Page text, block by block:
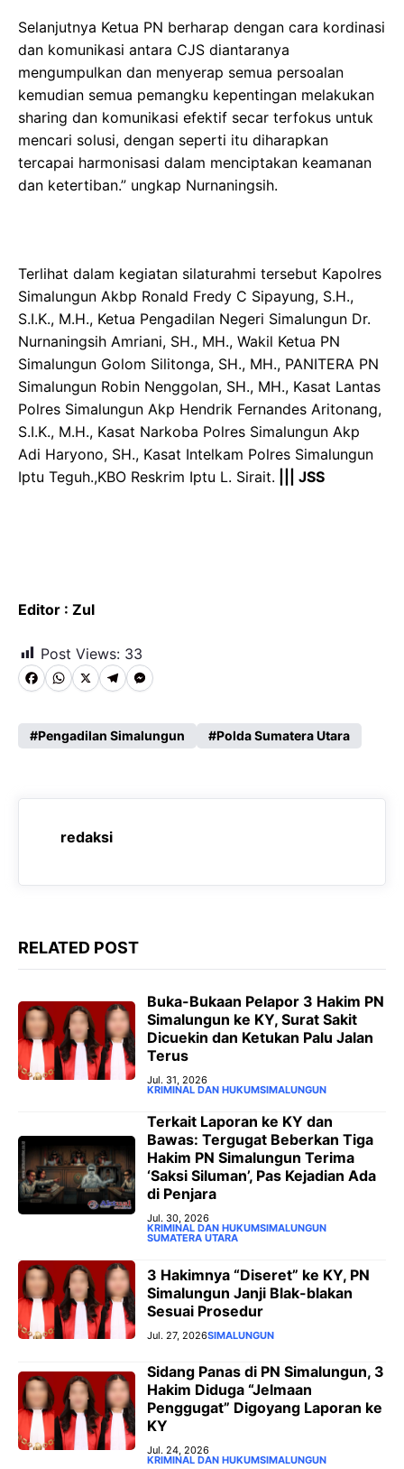
Selanjutnya Ketua PN berharap dengan cara kordinasi
dan komunikasi antara CJS diantaranya
mengumpulkan dan menyerap semua persoalan
kemudian semua pemangku kepentingan melakukan
sharing dan komunikasi efektif secar terfokus untuk
mencari solusi, dengan seperti itu diharapkan
tercapai harmonisasi dalam menciptakan keamanan
dan ketertiban.” ungkap Nurnaningsih.
Terlihat dalam kegiatan silaturahmi tersebut Kapolres
Simalungun Akbp Ronald Fredy C Sipayung, S.H.,
S.I.K., M.H., Ketua Pengadilan Negeri Simalungun Dr.
Nurnaningsih Amriani, SH., MH., Wakil Ketua PN
Simalungun Golom Silitonga, SH., MH., PANITERA PN
Simalungun Robin Nenggolan, SH., MH., Kasat Lantas
Polres Simalungun Akp Hendrik Fernandes Aritonang,
S.I.K., M.H., Kasat Narkoba Polres Simalungun Akp
Adi Haryono, SH., Kasat Intelkam Polres Simalungun
Iptu Teguh.,KBO Reskrim Iptu L. Sirait. ||| JSS
Editor : Zul
Post Views: 33
F
c
b
k
W
a
s
A
p
X T
l
g
r
m
M
s
e
e
Pengadilan Simalungun Polda Sumatera Utara
redaksi
RELATED POST
‎Buka-Bukaan Pelapor 3 Hakim PN
Simalungun ke KY, Surat Sakit
Dicuekin dan Ketukan Palu Jalan
Terus ‎
Jul. 31, 2026
KRIMINAL DAN HUKUMSIMALUNGUN
‎Terkait Laporan ke KY dan
Bawas: Tergugat Beberkan Tiga
Hakim PN Simalungun Terima
‘Saksi Siluman’, Pas Kejadian Ada
di Penjara
Jul. 30, 2026
KRIMINAL DAN HUKUMSIMALUNGUN
SUMATERA UTARA
3 Hakimnya “Diseret” ke KY, PN
Simalungun Janji Blak-blakan
Sesuai Prosedur
Jul. 27, 2026SIMALUNGUN
‎Sidang Panas di PN Simalungun, 3
Hakim Diduga “Jelmaan
Penggugat” Digoyang Laporan ke
KY
Jul. 24, 2026
KRIMINAL DAN HUKUMSIMALUNGUN